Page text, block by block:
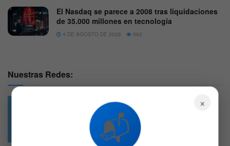
El Nasdaq se parece a 2008 tras liquidaciones
de 35.000 millones en tecnología
4 DE AGOSTO DE 2026 562
Nuestras Redes:
4.7k
Followers
×
📬